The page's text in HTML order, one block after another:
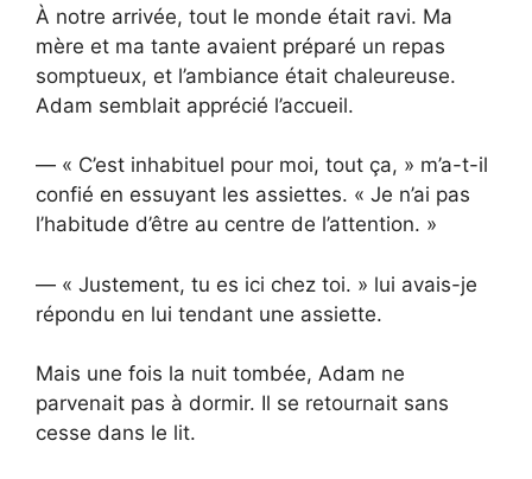
À notre arrivée, tout le monde était ravi. Ma
mère et ma tante avaient préparé un repas
somptueux, et l’ambiance était chaleureuse.
Adam semblait apprécié l’accueil.
— « C’est inhabituel pour moi, tout ça, » m’a-t-il
confié en essuyant les assiettes. « Je n’ai pas
l’habitude d’être au centre de l’attention. »
— « Justement, tu es ici chez toi. » lui avais-je
répondu en lui tendant une assiette.
Mais une fois la nuit tombée, Adam ne
parvenait pas à dormir. Il se retournait sans
cesse dans le lit.